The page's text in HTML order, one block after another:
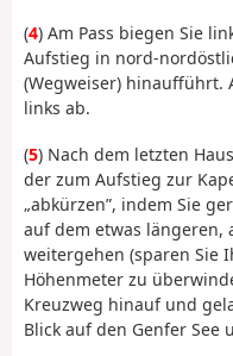
(4) Am Pass biegen Sie
Aufstieg in nord-
(Wegweiser) hinaufführt.
links ab.
(5) Nach dem letzten
der zum Aufstieg zur
„abkürzen”, indem Sie
auf dem etwas längeren,
weitergehen (sparen Sie
Höhenmeter zu
Kreuzweg hinauf und
Blick auf den Genfer See